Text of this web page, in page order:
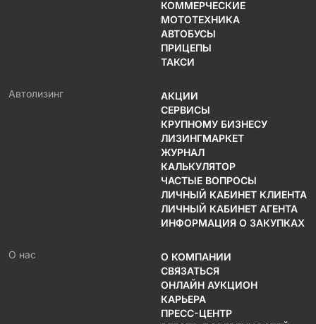
КОММЕРЧЕСКИЕ
МОТОТЕХНИКА
АВТОБУСЫ
ПРИЦЕПЫ
ТАКСИ
Автолизинг
АКЦИИ
СЕРВИСЫ
КРУПНОМУ БИЗНЕСУ
ЛИЗИНГМАРКЕТ
ЖУРНАЛ
КАЛЬКУЛЯТОР
ЧАСТЫЕ ВОПРОСЫ
ЛИЧНЫЙ КАБИНЕТ КЛИЕНТА
ЛИЧНЫЙ КАБИНЕТ АГЕНТА
ИНФОРМАЦИЯ О ЗАКУПКАХ
О нас
О КОМПАНИИ
СВЯЗАТЬСЯ
ОНЛАЙН АУКЦИОН
КАРЬЕРА
ПРЕСС-ЦЕНТР